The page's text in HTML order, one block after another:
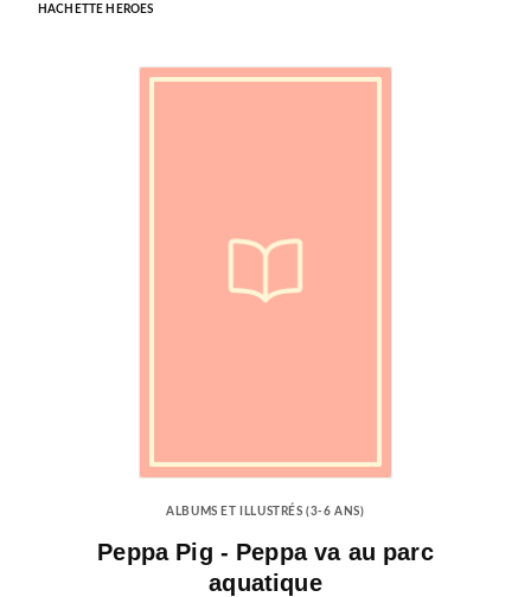
HACHETTE HEROES
ALBUMS ET ILLUSTRÉS (3-6 ANS)
Peppa Pig - Peppa va au parc
aquatique